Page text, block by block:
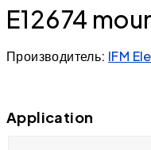
E12674
Производитель: IFM
Application